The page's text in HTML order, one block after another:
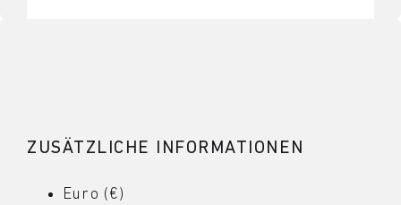
ZUSÄTZLICHE INFORMATIONEN
Euro (€)